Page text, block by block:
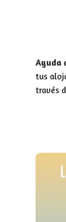
Ayuda
tus
través